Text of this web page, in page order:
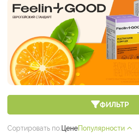
ФИЛЬТР
Сортировать по: ЦенеПопулярности